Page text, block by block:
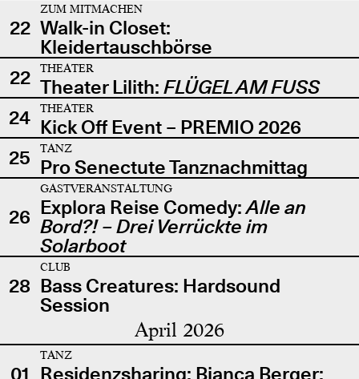
22
ZUM MITMACHEN
Walk-in Closet:
Kleidertauschbörse
22
THEATER
Theater Lilith: FLÜGEL AM FUSS
24
THEATER
Kick Off Event – PREMIO 2026
25
TANZ
Pro Senectute Tanznachmittag
26
GASTVERANSTALTUNG
Explora Reise Comedy:Alle an
Bord?! – Drei Verrückte im
Solarboot
28
CLUB
Bass Creatures: Hardsound
Session
April 2026
01
TANZ
Residenzsharing: Bianca Berger: